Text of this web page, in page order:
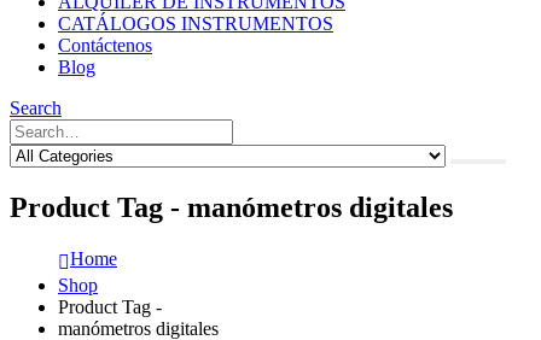
CATÁLOGOS INSTRUMENTOS
Contáctenos
Blog
Search
Product Tag - manómetros digitales
Home
Shop
Product Tag -
manómetros digitales